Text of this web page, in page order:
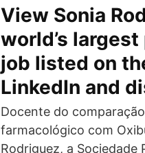
View Sonia
world’s
job listed on
LinkedIn and
Docente do
farmacológico com
Rodriguez, a Sociedade